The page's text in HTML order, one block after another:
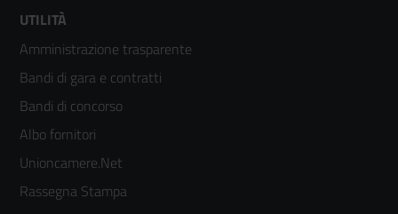
Footer
menù
colonna
2
UTILITÀ
Amministrazione trasparente
Bandi di gara e contratti
Bandi di concorso
Albo fornitori
Unioncamere.Net
Rassegna Stampa